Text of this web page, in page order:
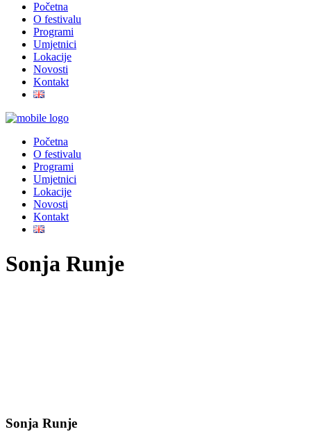
Početna
O festivalu
Programi
Umjetnici
Lokacije
Novosti
Kontakt
Početna
O festivalu
Programi
Umjetnici
Lokacije
Novosti
Kontakt
Sonja Runje
Sonja Runje